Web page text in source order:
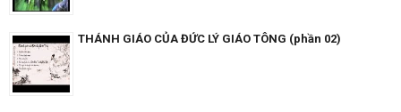
THÁNH GIÁO CỦA ĐỨC LÝ GIÁO TÔNG (phần 02)